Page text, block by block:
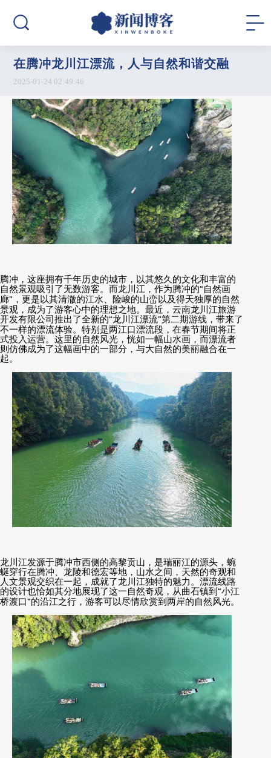
在腾冲龙川江漂流，人与自然和谐交融
2025-01-24 02:49:46
腾冲，这座拥有千年历史的城市，以其悠久的文化和丰富的
自然景观吸引了无数游客。而龙川江，作为腾冲的“自然画
廊” ，更是以其清澈的江水、险峻的山峦以及得天独厚的自然
景观，成为了游客心中的理想之地。最近，云南龙川江旅游
开发有限公司推出了全新的“龙川江漂流”第二期游线，带来了
不一样的漂流体验。特别是两江口漂流段，在春节期间将正
式投入运营。这里的自然风光，恍如一幅山水画，而漂流者
则仿佛成为了这幅画中的一部分，与大自然的美丽融合在一
起。
龙川江发源于腾冲市西侧的高黎贡山，是瑞丽江的源头，蜿
蜒穿行在腾冲、龙陵和德宏等地，山水之间，天然的奇观和
人文景观交织在一起，成就了龙川江独特的魅力。漂流线路
的设计也恰如其分地展现了这一自然奇观，从曲石镇到 “小江
桥渡口”的沿江之行，游客可以尽情欣赏到两岸的自然风光。